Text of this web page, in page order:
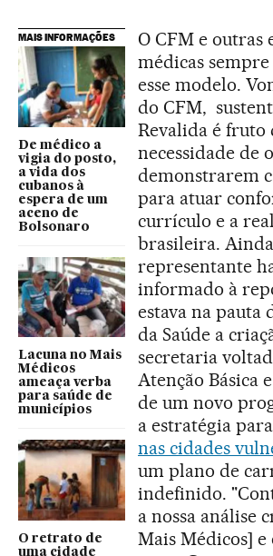
MAIS INFORMAÇÕES
De médico a
vigia do posto,
a vida dos
cubanos à
espera de um
aceno de
Bolsonaro
Lacuna no Mais
Médicos
ameaça verba
para saúde de
municípios
O retrato de
uma cidade
O CFM e outras
médicas
esse modelo.
do CFM,
Revalida é fruto
necessidade de
demonstrarem
para atuar
currículo e a
brasileira.
representante
informado à
estava na pauta
da Saúde a
secretaria
Atenção Básica
de um novo
a estratégia para
nas cidades
um plano de
indefinido.
a nossa análise
Mais Médicos] e